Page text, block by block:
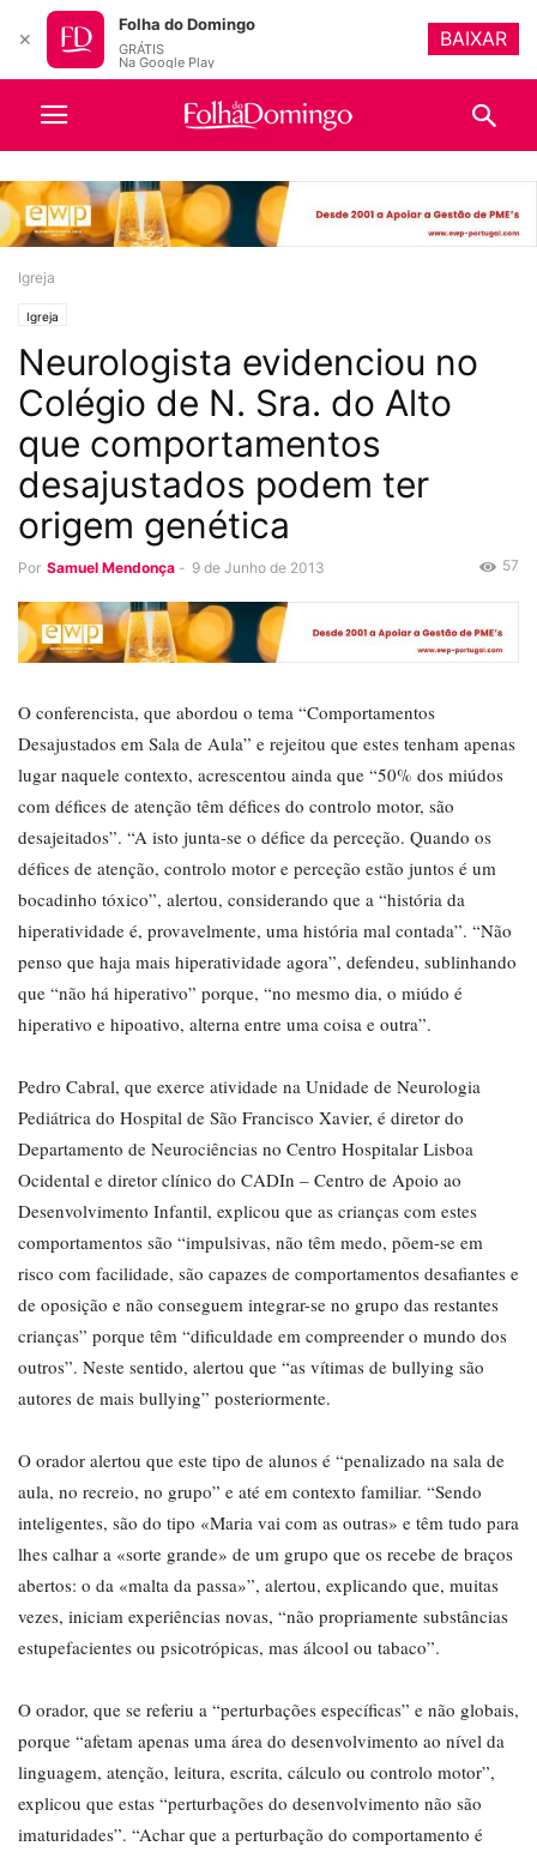
Igreja
Igreja
Neurologista evidenciou no
Colégio de N. Sra. do Alto
que comportamentos
desajustados podem ter
origem genética
Por Samuel Mendonça - 9 de Junho de 2013 57
O conferencista, que abordou o tema “Comportamentos
Desajustados em Sala de Aula” e rejeitou que estes tenham apenas
lugar naquele contexto, acrescentou ainda que “50% dos miúdos
com défices de atenção têm défices do controlo motor, são
desajeitados”. “A isto junta-se o défice da perceção. Quando os
défices de atenção, controlo motor e perceção estão juntos é um
bocadinho tóxico”, alertou, considerando que a “história da
hiperatividade é, provavelmente, uma história mal contada”. “Não
penso que haja mais hiperatividade agora”, defendeu, sublinhando
que “não há hiperativo” porque, “no mesmo dia, o miúdo é
hiperativo e hipoativo, alterna entre uma coisa e outra”.
Pedro Cabral, que exerce atividade na Unidade de Neurologia
Pediátrica do Hospital de São Francisco Xavier, é diretor do
Departamento de Neurociências no Centro Hospitalar Lisboa
Ocidental e diretor clínico do CADIn – Centro de Apoio ao
Desenvolvimento Infantil, explicou que as crianças com estes
comportamentos são “impulsivas, não têm medo, põem-se em
risco com facilidade, são capazes de comportamentos desafiantes e
de oposição e não conseguem integrar-se no grupo das restantes
crianças” porque têm “dificuldade em compreender o mundo dos
outros”. Neste sentido, alertou que “as vítimas de bullying são
autores de mais bullying” posteriormente.
O orador alertou que este tipo de alunos é “penalizado na sala de
aula, no recreio, no grupo” e até em contexto familiar. “Sendo
inteligentes, são do tipo «Maria vai com as outras» e têm tudo para
lhes calhar a «sorte grande» de um grupo que os recebe de braços
abertos: o da «malta da passa»”, alertou, explicando que, muitas
vezes, iniciam experiências novas, “não propriamente substâncias
estupefacientes ou psicotrópicas, mas álcool ou tabaco”.
O orador, que se referiu a “perturbações específicas” e não globais,
porque “afetam apenas uma área do desenvolvimento ao nível da
linguagem, atenção, leitura, escrita, cálculo ou controlo motor”,
explicou que estas “perturbações do desenvolvimento não são
imaturidades”. “Achar que a perturbação do comportamento é
✕
Folha do Domingo
GRÁTIS
Na Google Play
BAIXAR